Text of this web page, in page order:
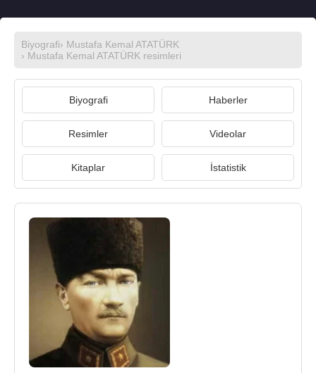
Biyografi› Mustafa Kemal ATATÜRK
› Mustafa Kemal ATATÜRK resimleri
Biyografi Haberler
Resimler Videolar
Kitaplar İstatistik